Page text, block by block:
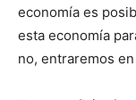
economía es
esta economía
no, entraremos